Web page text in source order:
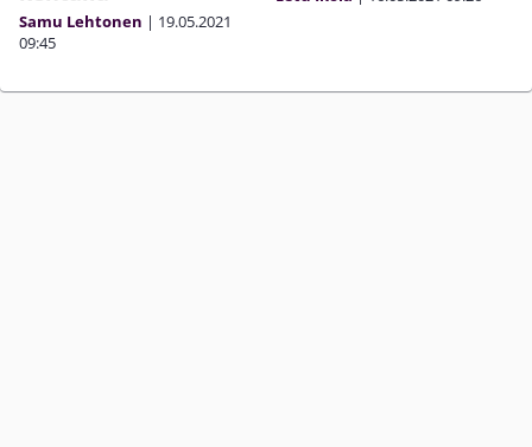
Samu Lehtonen | 19.05.2021
09:45